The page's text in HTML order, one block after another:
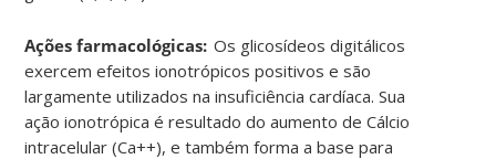
Ações farmacológicas: Os glicosídeos digitálicos
exercem efeitos ionotrópicos positivos e são
largamente utilizados na insuficiência cardíaca. Sua
ação ionotrópica é resultado do aumento de Cálcio
intracelular (Ca++), e também forma a base para